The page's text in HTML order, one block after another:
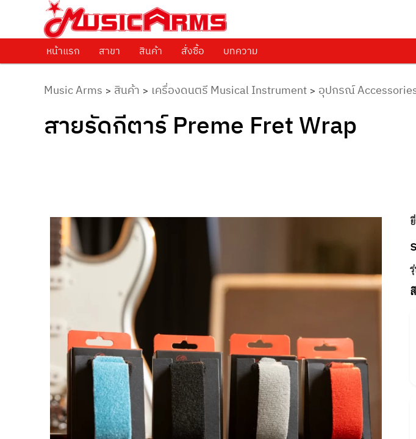
Music Arms
ศูนย์รวมครื่องดนตรีทุกชนิด ตั้งแต่เริ่มต้นถึงมืออาชีพ
Skip to primary content
หน้าแรก สาขา สินค้า สั่งซื้อ บทความ
Music Arms > สินค้า > เครื่องดนตรี Musical Instrument > อุปกรณ์
สายรัดกีตาร์ Preme Fret Wrap